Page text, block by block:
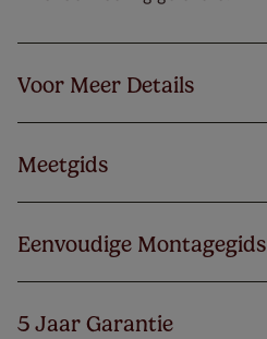
Voor Meer Details
Meetgids
Eenvoudige Montagegids
5 Jaar Garantie